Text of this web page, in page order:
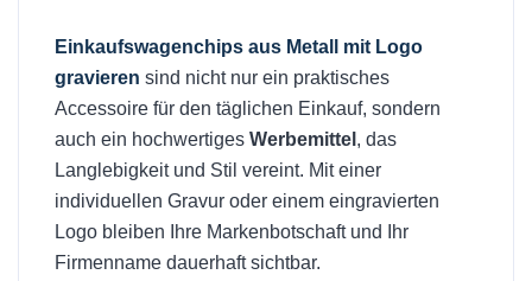
Einkaufswagenchips aus Metall mit Logo
gravieren sind nicht nur ein praktisches
Accessoire für den täglichen Einkauf, sondern
auch ein hochwertiges Werbemittel , das
Langlebigkeit und Stil vereint. Mit einer
individuellen Gravur oder einem eingravierten
Logo bleiben Ihre Markenbotschaft und Ihr
Firmenname dauerhaft sichtbar.